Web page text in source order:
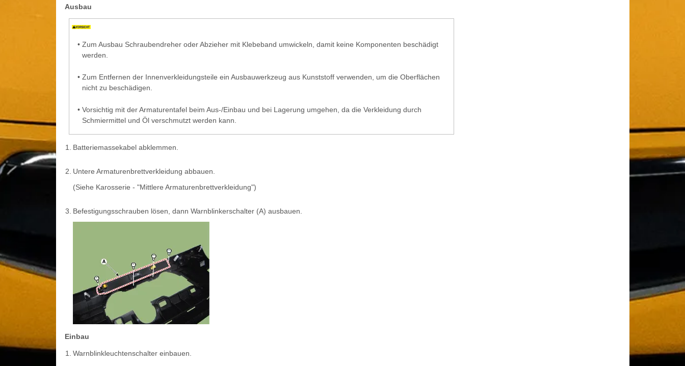
Ausbau
• Zum Ausbau Schraubendreher oder Abzieher mit Klebeband umwickeln, damit keine Komponenten beschädigt
werden.
• Zum Entfernen der Innenverkleidungsteile ein Ausbauwerkzeug aus Kunststoff verwenden, um die Oberflächen
nicht zu beschädigen.
• Vorsichtig mit der Armaturentafel beim Aus-/Einbau und bei Lagerung umgehen, da die Verkleidung durch
Schmiermittel und Öl verschmutzt werden kann.
1. Batteriemassekabel abklemmen.
2. Untere Armaturenbrettverkleidung abbauen.
(Siehe Karosserie - "Mittlere Armaturenbrettverkleidung")
3. Befestigungsschrauben lösen, dann Warnblinkerschalter (A) ausbauen.
Einbau
1. Warnblinkleuchtenschalter einbauen.